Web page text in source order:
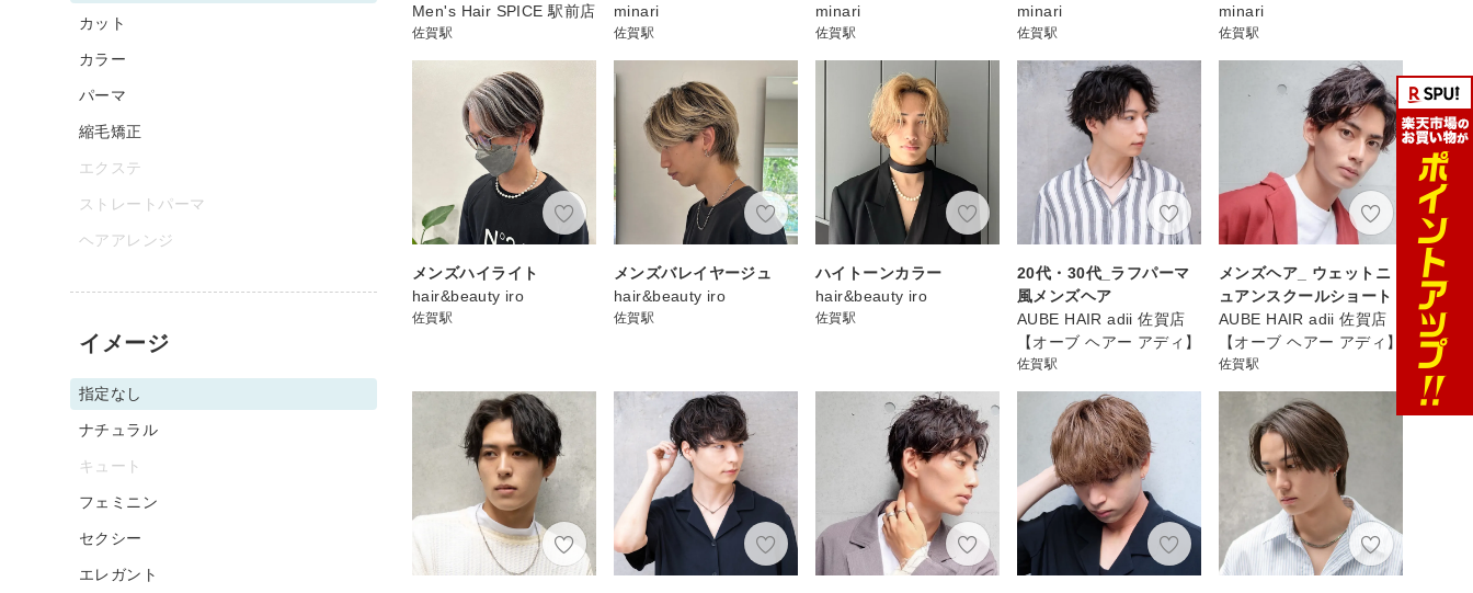
Men's Hair SPICE 駅前店
佐賀駅
minari
佐賀駅
minari
佐賀駅
minari
佐賀駅
minari
佐賀駅
メンズハイライト
hair&beauty iro
佐賀駅
メンズバレイヤージュ
hair&beauty iro
佐賀駅
ハイトーンカラー
hair&beauty iro
佐賀駅
20代・30代_ラフパーマ
風メンズヘア
AUBE HAIR adii 佐賀店
【オーブ ヘアー アディ】
佐賀駅
メンズヘア_ ウェットニ
ュアンスクールショート
AUBE HAIR adii 佐賀店
【オーブ ヘアー アディ】
佐賀駅
カット
カラー
パーマ
縮毛矯正
エクステ
ストレートパーマ
ヘアアレンジ
イメージ
指定なし
ナチュラル
キュート
フェミニン
セクシー
エレガント